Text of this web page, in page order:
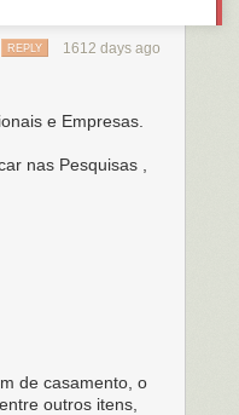
1612 days ago
REPLY
e Empresas.
nas Pesquisas ,
de casamento, o
outros itens,